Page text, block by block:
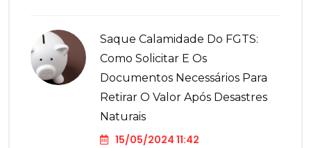
Saque Calamidade Do FGTS:
Como Solicitar E Os
Documentos Necessários Para
Retirar O Valor Após Desastres
Naturais
15/05/2024 11:42